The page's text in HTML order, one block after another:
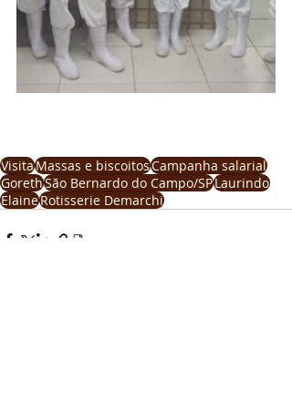
VisitaMassas e biscoitosCampanha salarial
GorethSão Bernardo do Campo/SPLaurindo
ElaineRotisserie Demarchi